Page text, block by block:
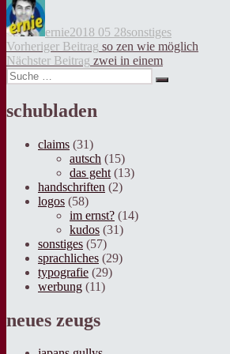
ernie2018 05 28sonstiges
Beitragsnavigation
Vorheriger Beitrag Vorheriger
Beitrag:
so zen wie möglich
Nächster Beitrag Nächster
Beitrag:
zwei in einem
Suche
nach:
Suche
schubladen
claims (31)
autsch (15)
das geht (13)
handschriften (2)
logos (58)
im ernst? (14)
kudos (31)
sonstiges (57)
sprachliches (29)
typografie (29)
werbung (11)
neues zeugs